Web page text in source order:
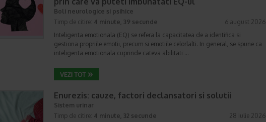
Boli neurologice si psihice
Timp de citire: 4 minute, 39 secunde
6 august 2026
Inteligenta emotionala (EQ) se refera la capacitatea de a identifica si
gestiona propriile emotii, precum si emotiile celorlalti. In general, se spune ca
inteligenta emotionala cuprinde cateva abilitati:…
Enurezis: cauze, factori declansatori si solutii
Sistem urinar
Timp de citire: 4 minute, 32 secunde
28 iulie 2026